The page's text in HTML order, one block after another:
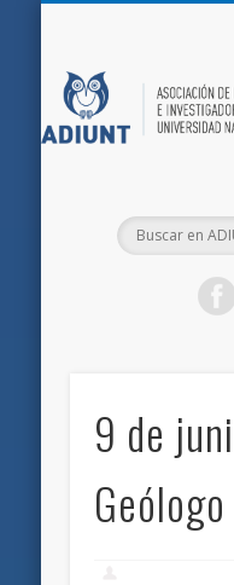
9 de
Geólogo